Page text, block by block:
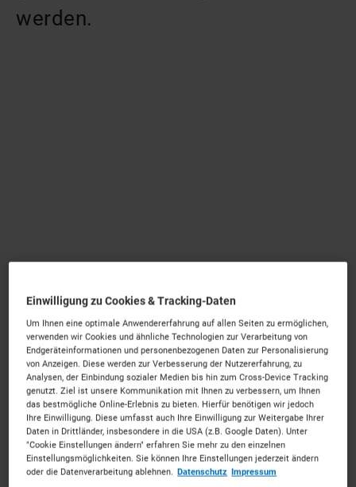
werden.
Autor
Bastian
Veröffentlicht am
20 November 2025
Einwilligung zu Cookies & Tracking-Daten
Um Ihnen eine optimale Anwendererfahrung auf allen Seiten zu ermöglichen,
verwenden wir Cookies und ähnliche Technologien zur Verarbeitung von
Endgeräteinformationen und personenbezogenen Daten zur Personalisierung
von Anzeigen. Diese werden zur Verbesserung der Nutzererfahrung, zu
Analysen, der Einbindung sozialer Medien bis hin zum Cross-Device Tracking
genutzt. Ziel ist unsere Kommunikation mit Ihnen zu verbessern, um Ihnen
das bestmögliche Online-Erlebnis zu bieten. Hierfür benötigen wir jedoch
Ihre Einwilligung. Diese umfasst auch Ihre Einwilligung zur Weitergabe Ihrer
Daten in Drittländer, insbesondere in die USA (z.B. Google Daten). Unter
"Cookie Einstellungen ändern" erfahren Sie mehr zu den einzelnen
Einstellungsmöglichkeiten. Sie können Ihre Einstellungen jederzeit ändern
oder die Datenverarbeitung ablehnen. Datenschutz Impressum